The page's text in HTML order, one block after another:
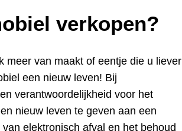
verkopen?
meer van maakt of eentje die u liever
een nieuw leven! Bij
verantwoordelijkheid voor het
nieuw leven te geven aan een
elektronisch afval en het behoud